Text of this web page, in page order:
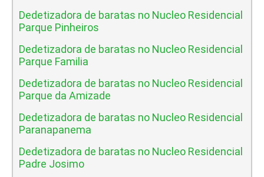
Dedetizadora de baratas no Nucleo Residencial
Parque Pinheiros
Dedetizadora de baratas no Nucleo Residencial
Parque Familia
Dedetizadora de baratas no Nucleo Residencial
Parque da Amizade
Dedetizadora de baratas no Nucleo Residencial
Paranapanema
Dedetizadora de baratas no Nucleo Residencial
Padre Josimo